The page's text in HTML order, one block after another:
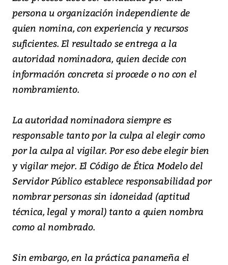
persona u organización independiente de
quien nomina, con experiencia y recursos
suficientes. El resultado se entrega a la
autoridad nominadora, quien decide con
información concreta si procede o no con el
nombramiento.
La autoridad nominadora siempre es
responsable tanto por la culpa al elegir como
por la culpa al vigilar. Por eso debe elegir bien
y vigilar mejor. El Código de Ética Modelo del
Servidor Público establece responsabilidad por
nombrar personas sin idoneidad (aptitud
técnica, legal y moral) tanto a quien nombra
como al nombrado.
Sin embargo, en la práctica panameña el